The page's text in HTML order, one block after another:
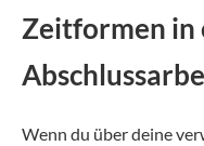
Zeitformen in
Wenn du über deine